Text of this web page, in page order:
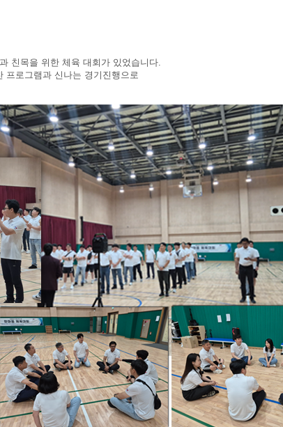
친목을 위한 체육 대회 가 있었습니다.
프로그램과 신나는 경기진행으로